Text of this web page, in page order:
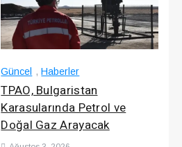
Güncel ,Haberler
TPAO, Bulgaristan
Karasularında Petrol ve
Doğal Gaz Arayacak